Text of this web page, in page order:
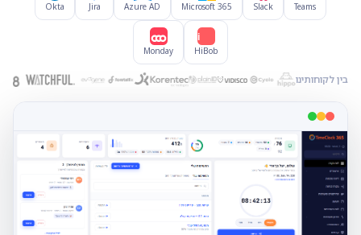
Teams
Slack
Microsoft 365
Azure AD
Jira
Okta
Hi
HiBob
Monday
בין לקוחותינו